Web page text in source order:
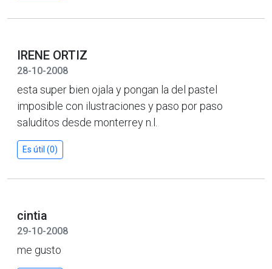
IRENE ORTIZ
28-10-2008
esta super bien ojala y pongan la del pastel
imposible con ilustraciones y paso por paso
saluditos desde monterrey n.l.
Es útil (0)
cintia
29-10-2008
me gusto